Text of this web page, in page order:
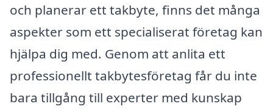
och planerar ett takbyte, finns det många
aspekter som ett specialiserat företag kan
hjälpa dig med. Genom att anlita ett
professionellt takbytesföretag får du inte
bara tillgång till experter med kunskap